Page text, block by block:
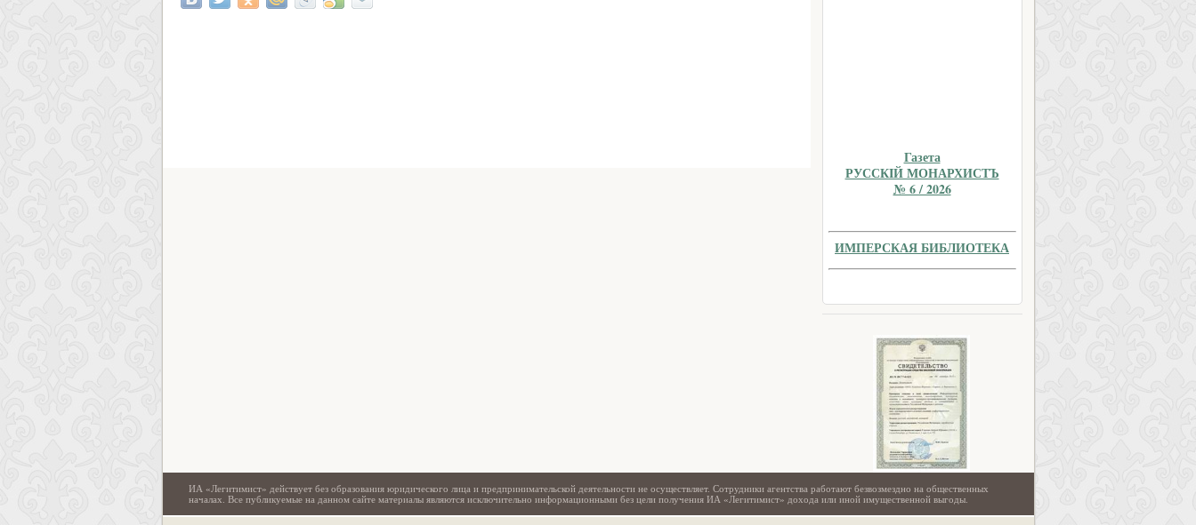
Газета
РУССКIЙ МОНАРХИСТЪ
№ 6 / 2026
ИМПЕРСКАЯ БИБЛИОТЕКА
ИА «Легитимист» действует без образования юридического лица и предпринимательской деятельности не осуществляет. Сотрудники агентства работают безвозмездно на общественных
началах. Все публикуемые на данном сайте материалы являются исключительно информационными без цели получения ИА «Легитимист» дохода или иной имущественной выгоды.